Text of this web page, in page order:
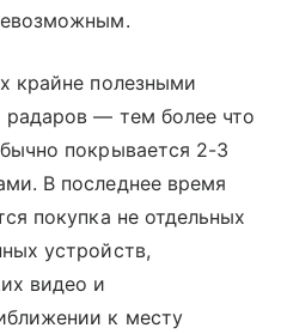
крайне полезными
— тем более что
покрывается 2-3
В последнее время
покупка не отдельных
устройств,
видео и
к месту